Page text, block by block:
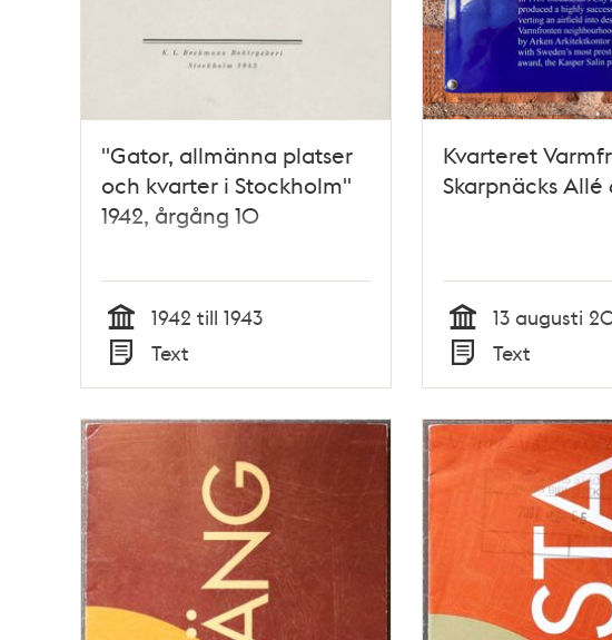
"Gator, allmänna platser
och kvarter i Stockholm"
1942, årgång 10
Tid
1942 till 1943
Typ
Text
Kvarteret
Skarpnäcks Allé
Tid
13 augusti
Typ
Text